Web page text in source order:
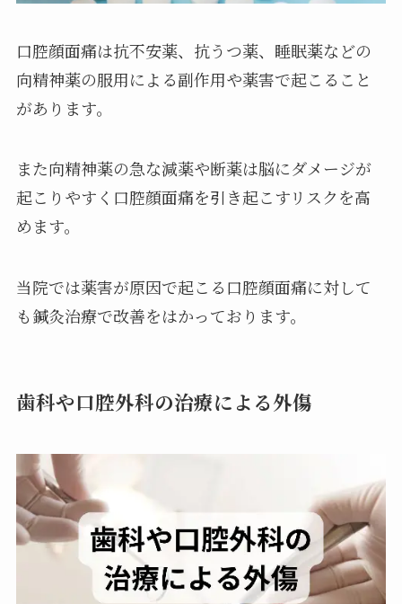
口腔顔面痛は抗不安薬、抗うつ薬、睡眠薬などの
向精神薬の服用による副作用や薬害で起こること
があります。
また向精神薬の急な減薬や断薬は脳にダメージが
起こりやすく口腔顔面痛を引き起こすリスクを高
めます。
当院では薬害が原因で起こる口腔顔面痛に対して
も鍼灸治療で改善をはかっております。
歯科や口腔外科の治療による外傷